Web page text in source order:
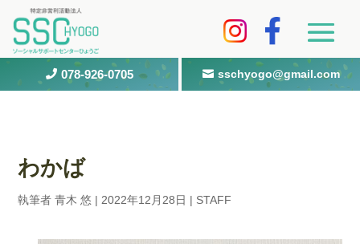
 078-926-0705  sschyogo@gmail.com
わかば
執筆者青木 悠 | 2022年12月28日 | STAFF